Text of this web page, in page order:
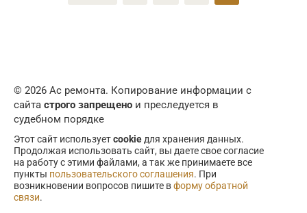
© 2026 Ас ремонта. Копирование информации с
сайта строго запрещено и преследуется в
судебном порядке
Этот сайт используетcookie для хранения данных.
Продолжая использовать сайт, вы даете свое согласие
на работу с этими файлами, а так же принимаете все
пункты пользовательского соглашения. При
возникновении вопросов пишите вформу обратной
связи.